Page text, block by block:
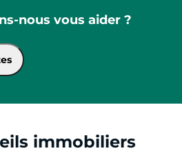
nous vous aider ?
immobiliers